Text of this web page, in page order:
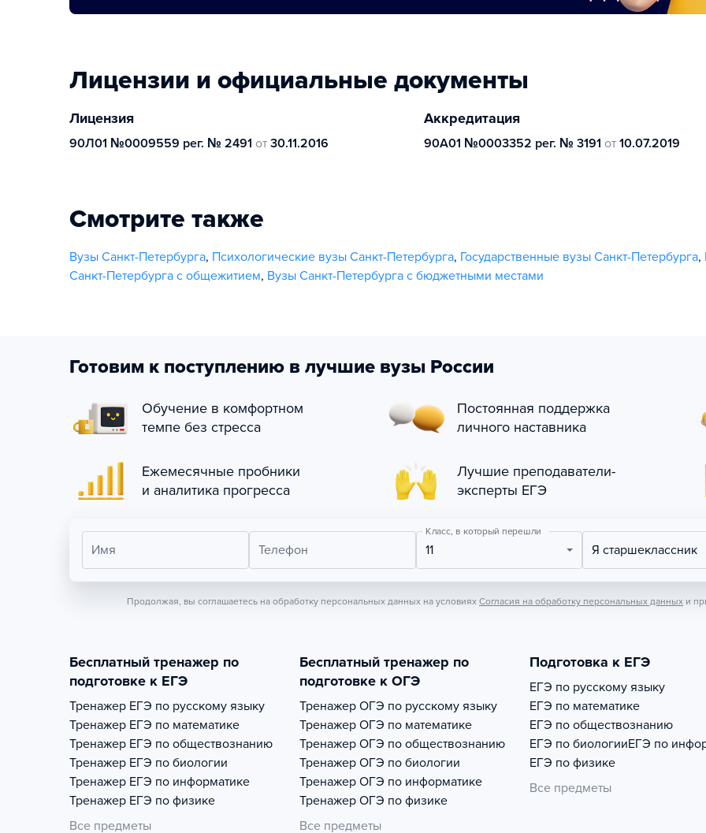
Лицензии и официальные документы
Лицензия
90Л01 №0009559 рег. № 2491 от 30.11.2016
Аккредитация
90А01 №0003352 рег. № 3191 от 10.07.2019
Смотрите также
Вузы Санкт-Петербурга, Психологические вузы Санкт-Петербурга, Государственные вузы Санкт-Петербурга,
Санкт-Петербурга с общежитием, Вузы Санкт-Петербурга с бюджетными местами
Готовим к поступлению в лучшие вузы России
Обучение в комфортном
темпе без стресса
Постоянная поддержка
личного наставника
Ежемесячные пробники
и аналитика прогресса
Лучшие преподаватели-
эксперты ЕГЭ
Имя Телефон
Класс, в который перешли
11 Я старшеклассник
Продолжая, вы соглашаетесь на обработку персональных данных на условиях Согласия на обработку персональных данных и
Бесплатный тренажер по
подготовке к ЕГЭ
Тренажер ЕГЭ по русскому языку
Тренажер ЕГЭ по математике
Тренажер ЕГЭ по обществознанию
Тренажер ЕГЭ по биологии
Тренажер ЕГЭ по информатике
Тренажер ЕГЭ по физике
Все предметы
Бесплатный тренажер по
подготовке к ОГЭ
Тренажер ОГЭ по русскому языку
Тренажер ОГЭ по математике
Тренажер ОГЭ по обществознанию
Тренажер ОГЭ по биологии
Тренажер ОГЭ по информатике
Тренажер ОГЭ по физике
Все предметы
Подготовка к ЕГЭ
ЕГЭ по русскому языку
ЕГЭ по математике
ЕГЭ по обществознанию
ЕГЭ по биологииЕГЭ по
ЕГЭ по физике
Все предметы